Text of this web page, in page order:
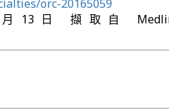
orc-20165059
月13日 擷取自